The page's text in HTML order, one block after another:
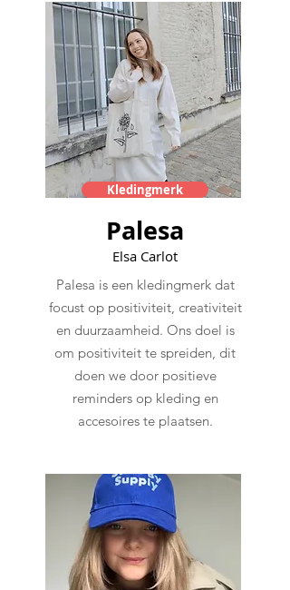
Kledingmerk
Palesa
Elsa Carlot
Palesa is een kledingmerk dat
focust op positiviteit, creativiteit
en duurzaamheid. Ons doel is
om positiviteit te spreiden, dit
doen we door positieve
reminders op kleding en
accesoires te plaatsen.